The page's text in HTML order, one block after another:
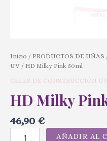
Inicio / PRODUCTOS DE UÑAS
UV / HD Milky Pink 50ml
GELES DE CONSTRUCCIÓN UV
HD Milky
46,90 €
AÑADIR AL